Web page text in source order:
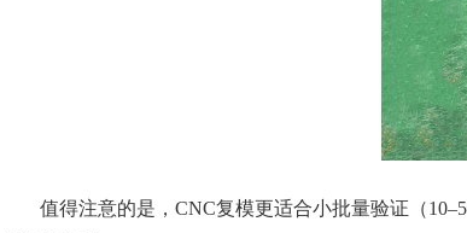
值得注意的是，CNC复模更适合小批量验证（